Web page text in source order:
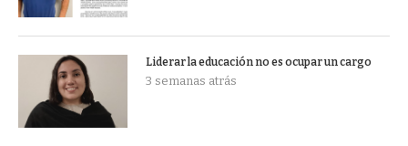
Liderar la educación no es ocupar un cargo
3 semanas atrás